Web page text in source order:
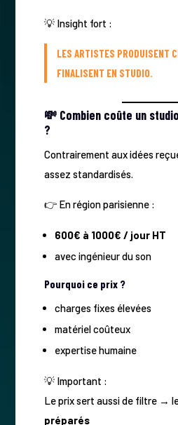
💡 Insight fort :
LES ARTISTES PRODUISENT
FINALISENT EN STUDIO.
💸 Combien coûte un
?
Contrairement aux idées
assez standardisés.
👉 En région parisienne :
600€ à 1000€ / jour HT
avec ingénieur du son
Pourquoi ce prix ?
charges fixes élevées
matériel coûteux
expertise humaine
💡 Important :
Le prix sert aussi de filtre →
préparés